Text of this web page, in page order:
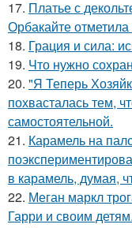
17. Платье с
Орбакайте
18. Грация и сила:
19. Что нужно
20. "Я Теперь
похвасталась тем,
самостоятельной.
21. Карамель на
в карамель, думая,
22. Меган маркл
Гарри и своим детям.